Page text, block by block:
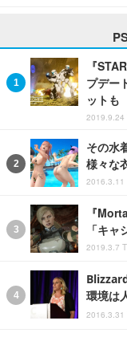
『
プデー
ットも
2019.9.24
その水
様々な
2016.3.11
『
「キャ
2019.3.7
環境は
2016.3.31